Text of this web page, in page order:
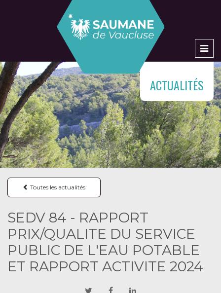
ACTUALITÉS
Toutes les actualités
SEDV 84 - RAPPORT
PRIX/QUALITE DU SERVICE
PUBLIC DE L'EAU POTABLE
ET RAPPORT ACTIVITE 2024